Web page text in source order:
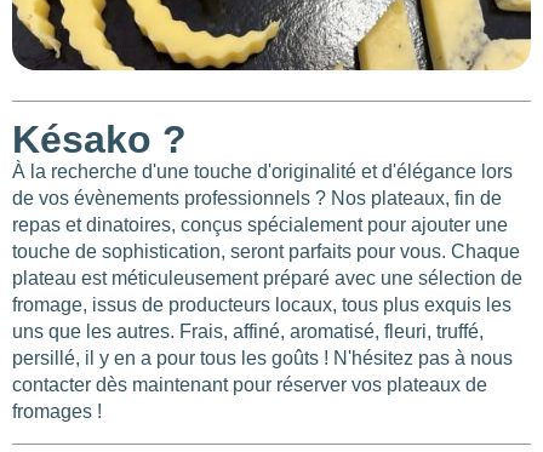
Késako ?
À la recherche d'une touche d'originalité et d'élégance lors
de vos évènements professionnels ? Nos plateaux, fin de
repas et dinatoires, conçus spécialement pour ajouter une
touche de sophistication, seront parfaits pour vous. Chaque
plateau est méticuleusement préparé avec une sélection de
fromage, issus de producteurs locaux, tous plus exquis les
uns que les autres. Frais, affiné, aromatisé, fleuri, truffé,
persillé, il y en a pour tous les goûts ! N'hésitez pas à nous
contacter dès maintenant pour réserver vos plateaux de
fromages !